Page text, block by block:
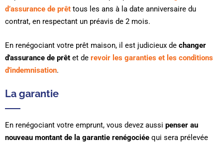
d’assurance de prêt tous les ans à la date anniversaire du
contrat, en respectant un préavis de 2 mois.
En renégociant votre prêt maison, il est judicieux de changer
d'assurance de prêt et de revoir les garanties et les conditions
d'indemnisation.
La garantie
En renégociant votre emprunt, vous devez aussi penser au
nouveau montant de la garantie renégociée qui sera prélevée